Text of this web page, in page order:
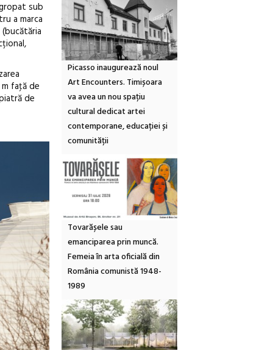
sub
a marca
faţă de
de
Picasso inaugurează noul
Art Encounters. Timișoara
va avea un nou spațiu
cultural dedicat artei
contemporane, educației și
comunității
Tovarășele sau
emanciparea prin muncă.
Femeia în arta oficială din
România comunistă 1948-
1989